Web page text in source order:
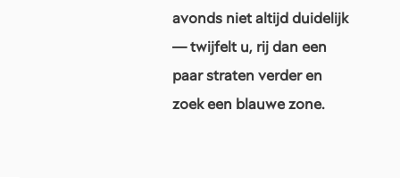
avonds niet altijd duidelijk
— twijfelt u, rij dan een
paar straten verder en
zoek een blauwe zone.